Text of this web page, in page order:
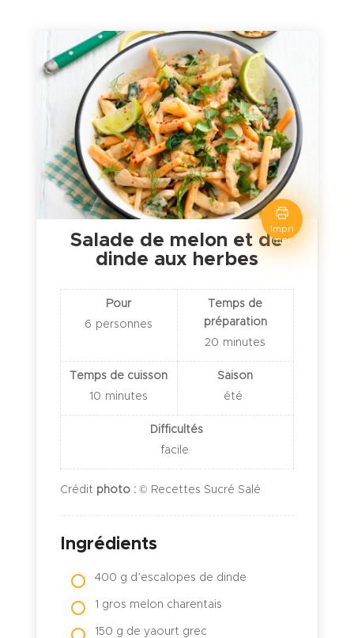
Impri
mer
Salade de melon et de
dinde aux herbes
Pour
6 personnes
Temps de
préparation
20 minutes
Temps de cuisson
10 minutes
Saison
été
Difficultés
facile
Crédit photo :© Recettes Sucré Salé
Ingrédients
400 g d’escalopes de dinde
1 gros melon charentais
150 g de yaourt grec